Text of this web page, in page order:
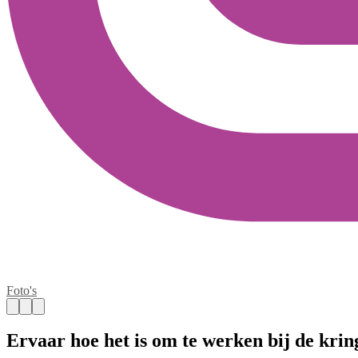
Foto's
Ervaar hoe het is om te werken bij de